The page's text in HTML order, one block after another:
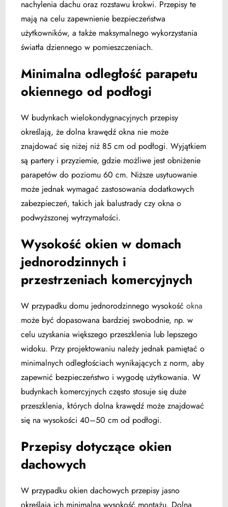
nachylenia dachu oraz rozstawu krokwi. Przepisy te
mają na celu zapewnienie bezpieczeństwa
użytkowników, a także maksymalnego wykorzystania
światła dziennego w pomieszczeniach.
Minimalna odległość parapetu
okiennego od podłogi
W budynkach wielokondygnacyjnych przepisy
określają, że dolna krawędź okna nie może
znajdować się niżej niż 85 cm od podłogi. Wyjątkiem
są partery i przyziemie, gdzie możliwe jest obniżenie
parapetów do poziomu 60 cm. Niższe usytuowanie
może jednak wymagać zastosowania dodatkowych
zabezpieczeń, takich jak balustrady czy okna o
podwyższonej wytrzymałości.
Wysokość okien w domach
jednorodzinnych i
przestrzeniach komercyjnych
W przypadku domu jednorodzinnego wysokośćokna
może być dopasowana bardziej swobodnie, np. w
celu uzyskania większego przeszklenia lub lepszego
widoku. Przy projektowaniu należy jednak pamiętać o
minimalnych odległościach wynikających z norm, aby
zapewnić bezpieczeństwo i wygodę użytkowania. W
budynkach komercyjnych często stosuje się duże
przeszklenia, których dolna krawędź może znajdować
się na wysokości 40–50 cm od podłogi.
Przepisy dotyczące okien
dachowych
W przypadku okien dachowych przepisy jasno